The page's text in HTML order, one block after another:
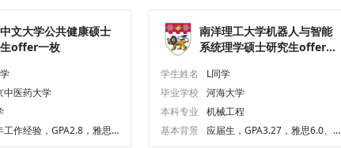
文大学公共健康硕士
offer一枚
中医药大学
工作经验，GPA2.8，雅思6.
南洋理工大学机器人与智能
系统理学硕士研究生offer一
学生姓名
L同学
毕业学校
河海大学
本科专业
机械工程
基本背景
应届生，GPA3.27，雅思6.0、